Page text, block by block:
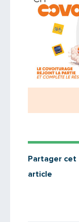
Partager cet
article